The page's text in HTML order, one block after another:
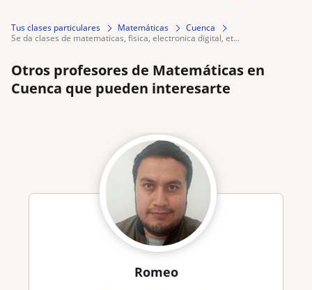
Tus clases particulares Matemáticas
Cuenca
se da clases de matematicas, fisica, electronica digital, et...
Otros profesores de Matemáticas en
Cuenca que pueden interesarte
Romeo